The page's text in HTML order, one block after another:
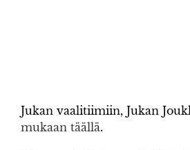
Jukan vaalitiimiin, Jukan
mukaan täällä.